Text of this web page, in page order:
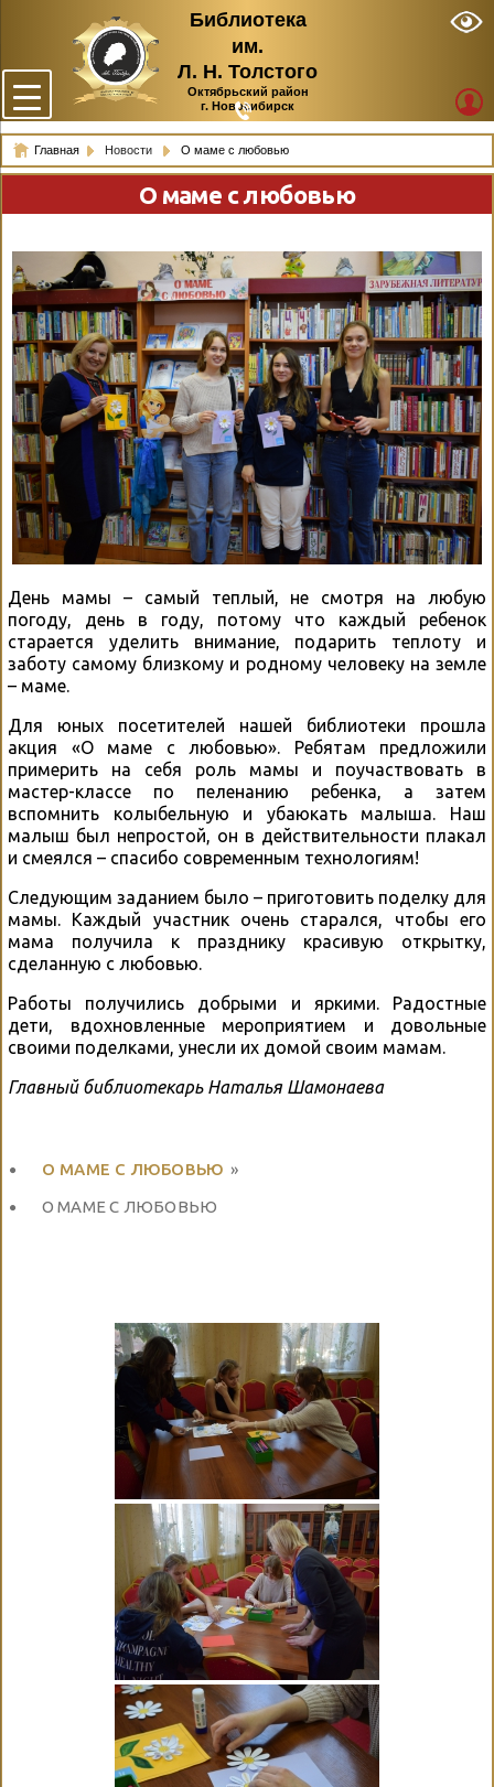
Библиотека
им.
Л. Н. Толстого
Октябрьский район
г. Новосибирск
Главная Новости О маме с любовью
О маме с любовью
День мамы – самый теплый, не смотря на любую
погоду, день в году, потому что каждый ребенок
старается уделить внимание, подарить теплоту и
заботу самому близкому и родному человеку на земле
– маме.
Для юных посетителей нашей библиотеки прошла
акция «О маме с любовью». Ребятам предложили
примерить на себя роль мамы и поучаствовать в
мастер-классе по пеленанию ребенка, а затем
вспомнить колыбельную и убаюкать малыша. Наш
малыш был непростой, он в действительности плакал
и смеялся – спасибо современным технологиям!
Следующим заданием было – приготовить поделку для
мамы. Каждый участник очень старался, чтобы его
мама получила к празднику красивую открытку,
сделанную с любовью.
Работы получились добрыми и яркими. Радостные
дети, вдохновленные мероприятием и довольные
своими поделками, унесли их домой своим мамам.
Главный библиотекарь Наталья Шамонаева
О МАМЕ С ЛЮБОВЬЮ »
О МАМЕ С ЛЮБОВЬЮ